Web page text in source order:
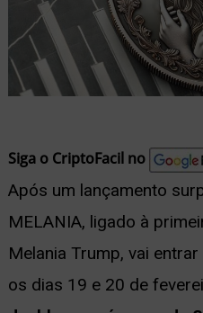
Siga o CriptoFacil no
Após um lançamento
MELANIA, ligado à
Melania Trump, vai
os dias 19 e 20 de